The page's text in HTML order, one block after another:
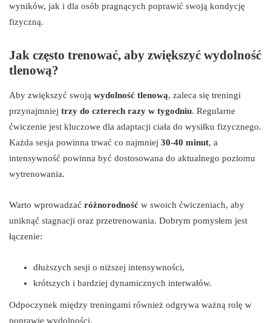
wyników, jak i dla osób pragnących poprawić swoją kondycję
fizyczną.
Jak często trenować, aby zwiększyć wydolność
tlenową?
Aby zwiększyć swoją wydolność tlenową, zaleca się treningi
przynajmniej trzy do czterech razy w tygodniu. Regularne
ćwiczenie jest kluczowe dla adaptacji ciała do wysiłku fizycznego.
Każda sesja powinna trwać co najmniej 30-40 minut, a
intensywność powinna być dostosowana do aktualnego poziomu
wytrenowania.
Warto wprowadzać różnorodność w swoich ćwiczeniach, aby
uniknąć stagnacji oraz przetrenowania. Dobrym pomysłem jest
łączenie:
dłuższych sesji o niższej intensywności,
krótszych i bardziej dynamicznych interwałów.
Odpoczynek między treningami również odgrywa ważną rolę w
poprawie wydolności.